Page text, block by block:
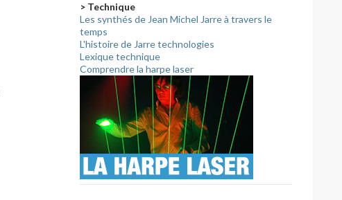
> Technique
Les synthés de Jean Michel Jarre à travers le
temps
L'histoire de Jarre technologies
Lexique technique
Comprendre la harpe laser